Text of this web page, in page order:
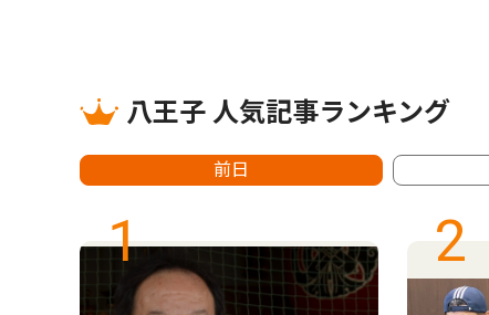
八王子 人気記事ランキング
前日
1 2